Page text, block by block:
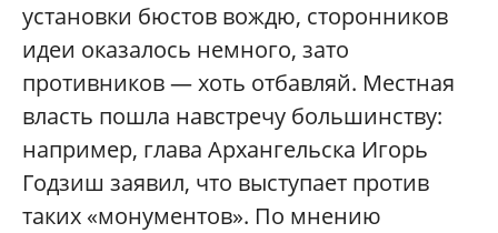
установки бюстов вождю, сторонников
идеи оказалось немного, зато
противников — хоть отбавляй. Местная
власть пошла навстречу большинству:
например, глава Архангельска Игорь
Годзиш заявил, что выступает против
таких «монументов». По мнению